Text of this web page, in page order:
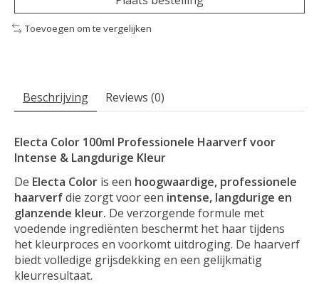
Toevoegen om te vergelijken
Beschrijving Reviews (0)
Electa Color 100ml Professionele Haarverf voor
Intense & Langdurige Kleur
De Electa Color is een hoogwaardige, professionele
haarverfdie zorgt voor een intense, langdurige en
glanzende kleur. De verzorgende formule met
voedende ingrediënten beschermt het haar tijdens
het kleurproces en voorkomt uitdroging. De haarverf
biedt volledige grijsdekking en een gelijkmatig
kleurresultaat.